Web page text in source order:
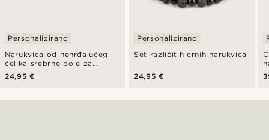
Narukvica od nehrđajućeg
čelika srebrne boje za
identifikaciju, 7 mm
Personalizirano
24,95 €
Set različitih crnih narukvica
Personalizirano
24,95 €